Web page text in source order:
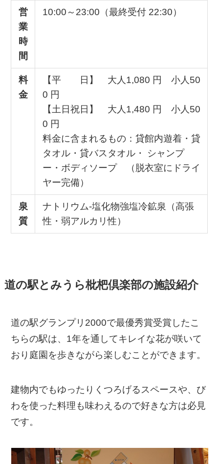
営
業
時
間
10:00～23:00（最終受付 22:30）
料
金
【平 日】 大人1,080 円 小人50
0 円
【土日祝日】 大人1,480 円 小人50
0 円
料金に含まれるもの：貸館内遊着・貸
タオル・貸バスタオル・ シャンプ
ー・ボディソープ （脱衣室にドライ
ヤー完備）
泉
質
ナトリウム-塩化物強塩冷鉱泉（高張
性・弱アルカリ性）
道の駅とみうら枇杷倶楽部の施設紹介
道の駅グランプリ2000で最優秀賞受賞したこ
ちらの駅は、1年を通してキレイな花が咲いて
おり庭園を歩きながら楽しむことができます。
建物内でもゆったりくつろげるスペースや、び
わを使った料理も味わえるので好きな方は必見
です。